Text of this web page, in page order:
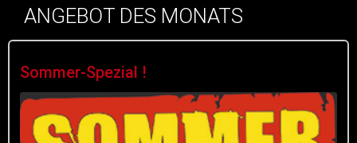
ANGEBOT DES MONATS
Sommer-Spezial !